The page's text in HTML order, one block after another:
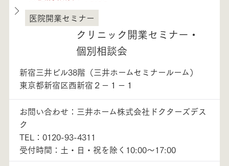
東京都
医院開業セミナー
クリニック開業セミナー・
個別相談会
新宿三井ビル38階（三井ホームセミナールーム）
東京都新宿区西新宿２－１－１
お問い合わせ：三井ホーム株式会社ドクターズデス
ク
TEL：0120-93-4311
受付時間：土・日・祝を除く10:00～17:00